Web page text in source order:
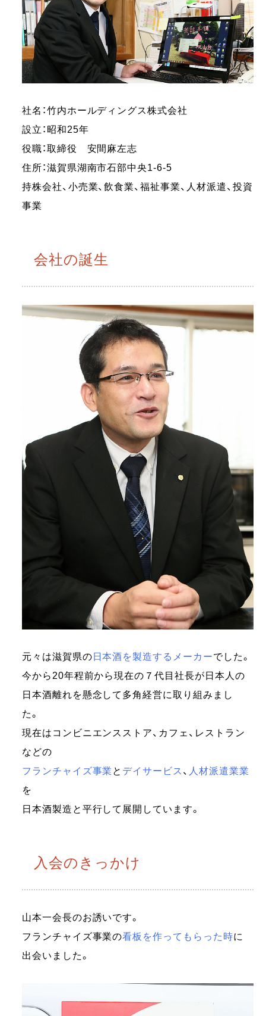
社名：竹内ホールディングス株式会社
設立：昭和25年
役職：取締役 安間麻左志
住所：滋賀県湖南市石部中央1-6-5
持株会社、小売業、飲食業、福祉事業、人材派遣、投資
事業
会社の誕生
元々は滋賀県の 日本酒を製造するメーカーでした。
今から20年程前から現在の７代目社長が日本人の
日本酒離れを懸念して多角経営に取り組みまし
た。
現在はコンビニエンスストア、カフェ、レストラン
などの
フランチャイズ事業 と デイサービス 、 人材派遣業業
を
日本酒製造と平行して展開しています。
入会のきっかけ
山本一会長のお誘いです。
フランチャイズ事業の看板を作ってもらった時に
出会いました。